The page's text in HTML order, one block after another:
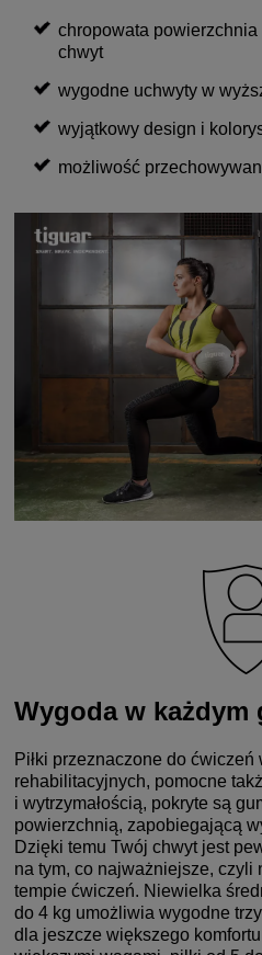
chropowata
chwyt
wygodne uchwyty w
wyjątkowy design i
możliwość
Wygoda w każdym
Piłki przeznaczone do
rehabilitacyjnych, pomocne
i wytrzymałością, pokryte są
powierzchnią, zapobiegającą
Dzięki temu Twój chwyt jest
na tym, co najważniejsze,
tempie ćwiczeń. Niewielka
do 4 kg umożliwia wygodne
dla jeszcze większego